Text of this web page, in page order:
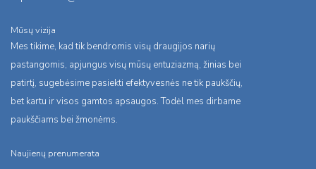
Mūsų vizija
Mes tikime, kad tik bendromis visų draugijos narių
pastangomis, apjungus visų mūsų entuziazmą, žinias bei
patirtį, sugebėsime pasiekti efektyvesnės ne tik paukščių,
bet kartu ir visos gamtos apsaugos. Todėl mes dirbame
paukščiams bei žmonėms.
Naujienų prenumerata